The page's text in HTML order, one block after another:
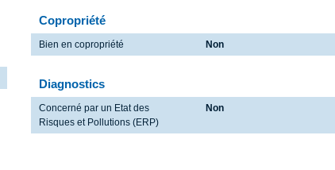
Copropriété
Bien en copropriété Non
Diagnostics
Concerné par un Etat des
Risques et Pollutions (ERP)
Non